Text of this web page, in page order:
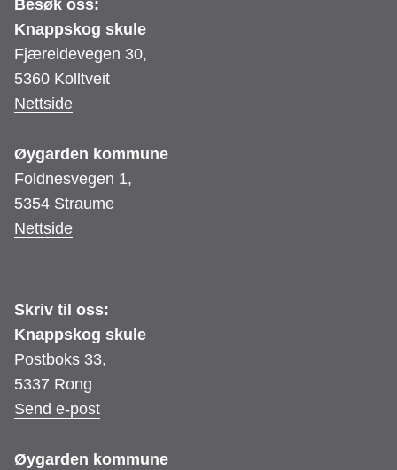
Besøk oss:
Knappskog skule
Fjæreidevegen 30,
5360 Kolltveit
Nettside
Øygarden kommune
Foldnesvegen 1,
5354 Straume
Nettside
Skriv til oss:
Knappskog skule
Postboks 33,
5337 Rong
Send e-post
Øygarden kommune